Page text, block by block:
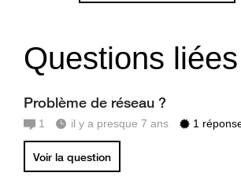
Questions liées
Problème de réseau ?
1 il y a presque 7 ans 1
Voir la question